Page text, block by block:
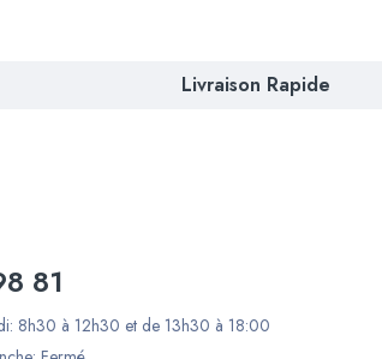
Livraison Rapide
81
8h30 à 12h30 et de 13h30 à 18:00